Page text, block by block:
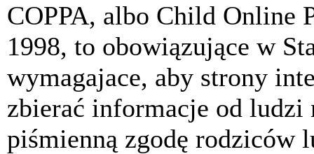
COPPA, albo Child Online
1998, to obowiązujące w
wymagajace, aby strony
zbierać informacje od
piśmienną zgodę rodziców